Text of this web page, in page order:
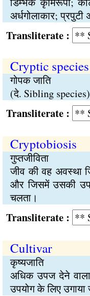
अर्धगोलाकार; प्रपुटी
:
Cryptic species
गोपक जाति
(दे. Sibling species)
:
Cryptobiosis
गुप्तजीविता
जीव की वह अवस्था
और जिसमें उसकी
चलता।
:
Cultivar
कृष्यजाति
अधिक उपज देने
उपयोग के लिए